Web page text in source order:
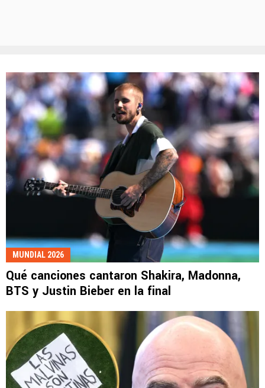
MUNDIAL 2026
Qué canciones cantaron Shakira, Madonna,
BTS y Justin Bieber en la final